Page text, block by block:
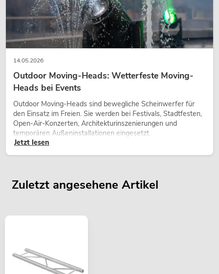
14.05.2026
Outdoor Moving-Heads: Wetterfeste Moving-
Heads bei Events
Outdoor Moving-Heads sind bewegliche Scheinwerfer für
den Einsatz im Freien. Sie werden bei Festivals, Stadtfesten,
Open-Air-Konzerten, Architekturinszenierungen und
temporären Außeninstallationen eingesetzt.
Jetzt lesen
Zuletzt angesehene Artikel